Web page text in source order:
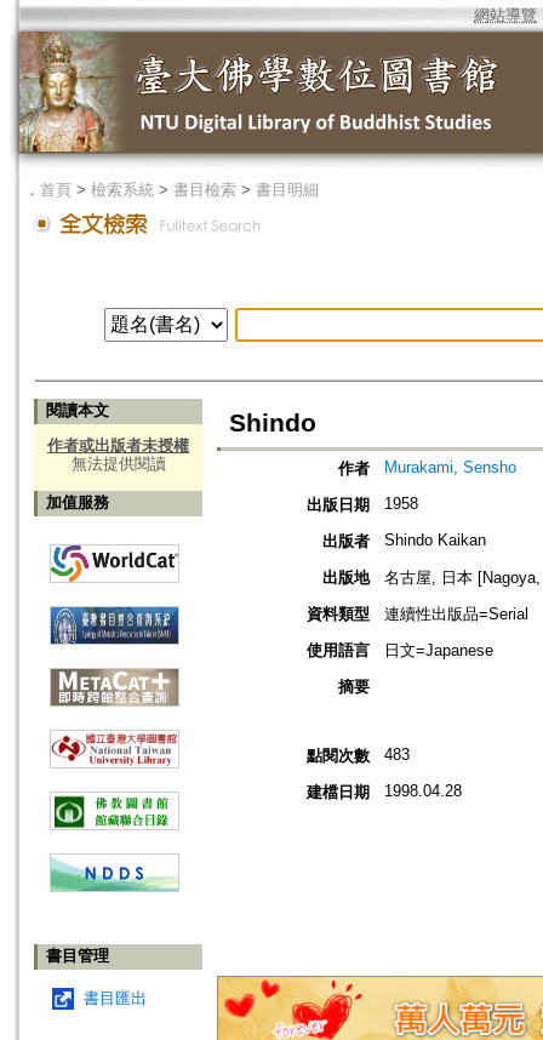
網站導覽
． 首頁 > 檢索系統 > 書目檢索 > 書目明細
閱讀本文
作者或出版者未授權
無法提供閱讀
加值服務
書目管理
書目匯出
Shindo
作者 Murakami, Sensho
出版日期 1958
出版者 Shindo Kaikan
出版地
名古屋, 日本
資料類型
連續性出版品=Serial
使用語言
日文=Japanese
摘要
點閱次數 483
建檔日期 1998.04.28